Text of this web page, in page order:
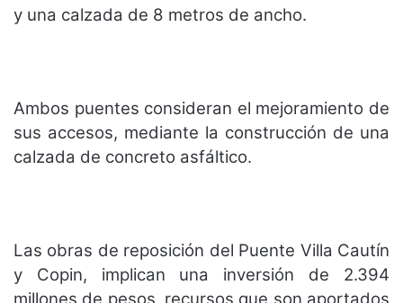
y una calzada de 8 metros de ancho.
Ambos puentes consideran el mejoramiento de
sus accesos, mediante la construcción de una
calzada de concreto asfáltico.
Las obras de reposición del Puente Villa Cautín
y Copin, implican una inversión de 2.394
millones de pesos, recursos que son aportados